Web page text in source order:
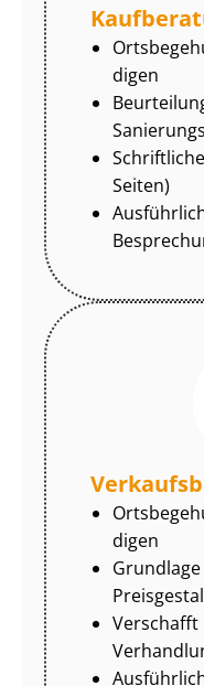
di­gen
Seiten)
di­gen
Verschafft